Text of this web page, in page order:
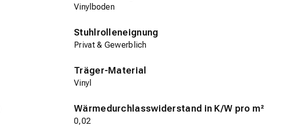
Vinylboden
Stuhlrolleneignung
Privat & Gewerblich
Träger-Material
Vinyl
Wärmedurchlasswiderstand in K/W pro m²
0,02